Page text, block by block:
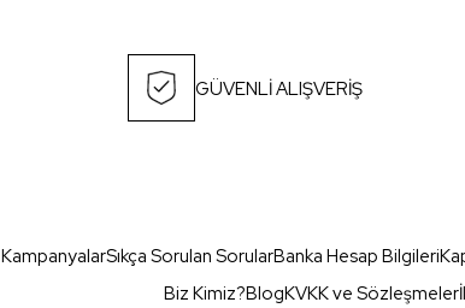
GÜVENLİ ALIŞVERİŞ
KampanyalarSıkça Sorulan SorularBanka Hesap Bilgileri
Biz Kimiz?BlogKVKK ve Sözleşmeler